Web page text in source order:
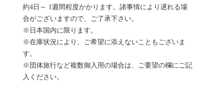
約4日～ 1週間程度かかります。諸事情により遅れる場
合がございますので、ご了承下さい。
※日本国内に限ります。
※在庫状況により、ご希望に添えないこともございま
す。
※団体旅行など複数御入用の場合は、ご要望の欄にご記
入ください。